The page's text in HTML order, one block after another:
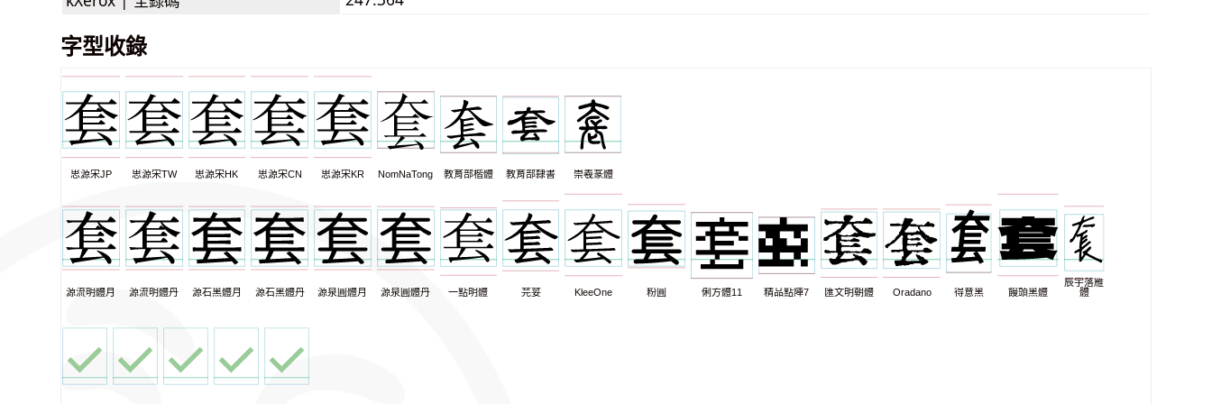
字型收錄
思源宋JP 思源宋TW 思源宋HK 思源宋CN 思源宋KR NomNaTong 教育部楷體 教育部隸書 崇羲篆體
源流明體月 源流明體丹 源石黑體月 源石黑體丹 源泉圓體月 源泉圓體丹 一點明體 芫荽 KleeOne 粉圓 俐方體11 精品點陣7 匯文明朝體 Oradano 得意黑 饅頭黑體
辰宇落雁
體